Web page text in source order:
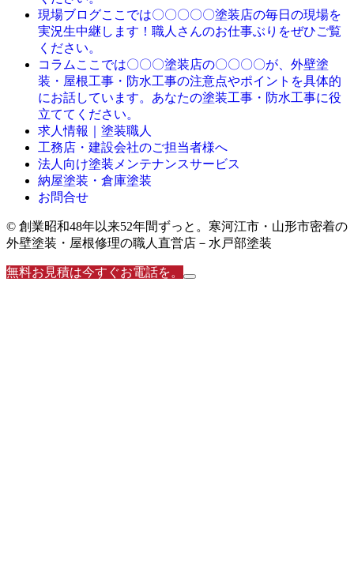
現場ブログここでは〇〇〇〇〇塗装店の毎日の現場を
実況生中継します！職人さんのお仕事ぶりをぜひご覧
ください。
コラム ここでは〇〇〇塗装店の〇〇〇〇が、外壁塗
装・屋根工事・防水工事の注意点やポイントを具体的
にお話しています。あなたの塗装工事・防水工事に役
立ててください。
求人情報｜塗装職人
工務店・建設会社のご担当者様へ
法人向け塗装メンテナンスサービス
納屋塗装・倉庫塗装
お問合せ
© 創業昭和48年以来52年間ずっと。寒河江市・山形市密着の
外壁塗装・屋根修理の職人直営店－水戸部塗装
無料お見積は今すぐお電話を。